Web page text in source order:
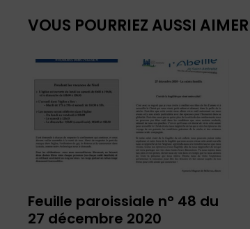
VOUS POURRIEZ AUSSI AIMER
Feuille paroissiale n° 48 du
27 décembre 2020